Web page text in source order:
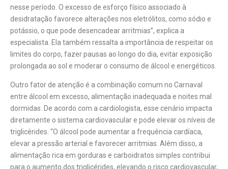
nesse período. O excesso de esforço físico associado à
desidratação favorece alterações nos eletrólitos, como sódio e
potássio, o que pode desencadear arritmias”, explica a
especialista. Ela também ressalta a importância de respeitar os
limites do corpo, fazer pausas ao longo do dia, evitar exposição
prolongada ao sol e moderar o consumo de álcool e energéticos.
Outro fator de atenção é a combinação comum no Carnaval
entre álcool em excesso, alimentação inadequada e noites mal
dormidas. De acordo com a cardiologista, esse cenário impacta
diretamente o sistema cardiovascular e pode elevar os níveis de
triglicérides. “O álcool pode aumentar a frequência cardíaca,
elevar a pressão arterial e favorecer arritmias. Além disso, a
alimentação rica em gorduras e carboidratos simples contribui
para o aumento dos triglicérides, elevando o risco cardiovascular,